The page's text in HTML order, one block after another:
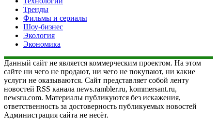
Тренды
Фильмы и сериалы
Шоу-бизнес
Экология
Экономика
Данный сайт не является коммерческим проектом. На этом
сайте ни чего не продают, ни чего не покупают, ни какие
услуги не оказываются. Сайт представляет собой ленту
новостей RSS канала news.rambler.ru, kommersant.ru,
newsru.com. Материалы публикуются без искажения,
ответственность за достоверность публикуемых новостей
Администрация сайта не несёт.